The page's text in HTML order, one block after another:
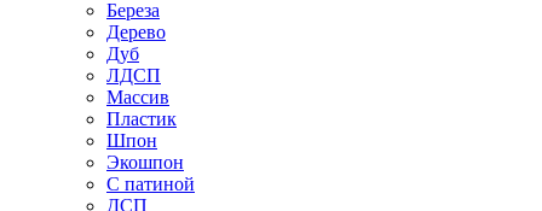
Береза
Дерево
Дуб
ЛДСП
Массив
Пластик
Шпон
Экошпон
С патиной
ДСП